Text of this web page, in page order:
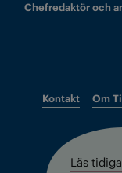
Chefredaktör och
Kontakt Om
Läs